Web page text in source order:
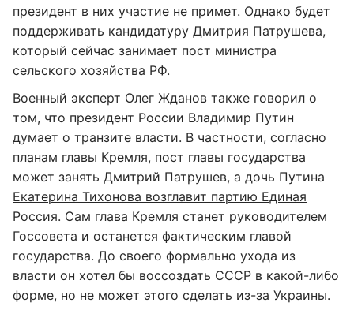
президент в них участие не примет. Однако будет
поддерживать кандидатуру Дмитрия Патрушева,
который сейчас занимает пост министра
сельского хозяйства РФ.
Военный эксперт Олег Жданов также говорил о
том, что президент России Владимир Путин
думает о транзите власти. В частности, согласно
планам главы Кремля, пост главы государства
может занять Дмитрий Патрушев, а дочь Путина
Екатерина Тихонова возглавит партию Единая
Россия. Сам глава Кремля станет руководителем
Госсовета и останется фактическим главой
государства. До своего формально ухода из
власти он хотел бы воссоздать СССР в какой-либо
форме, но не может этого сделать из-за Украины.